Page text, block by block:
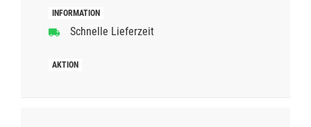
Schnelle Lieferzeit